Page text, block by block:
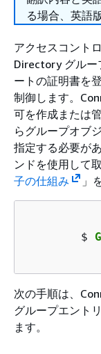
る場合、英語
アクセスコント
Directory グルー
ートの証明書を
制御します。
可を作成または
らグループオブ
指定する必要が
ンドを使用して
子の仕組み
」
$
次の手順は、
グループエント
ます。